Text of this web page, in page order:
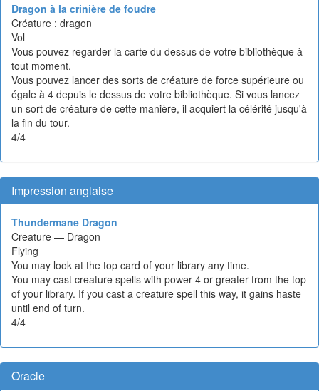
Dragon à la crinière de foudre
Créature : dragon
Vol
Vous pouvez regarder la carte du dessus de votre bibliothèque à
tout moment.
Vous pouvez lancer des sorts de créature de force supérieure ou
égale à 4 depuis le dessus de votre bibliothèque. Si vous lancez
un sort de créature de cette manière, il acquiert la célérité jusqu'à
la fin du tour.
4/4
Impression anglaise
Thundermane Dragon
Creature — Dragon
Flying
You may look at the top card of your library any time.
You may cast creature spells with power 4 or greater from the top
of your library. If you cast a creature spell this way, it gains haste
until end of turn.
4/4
Oracle